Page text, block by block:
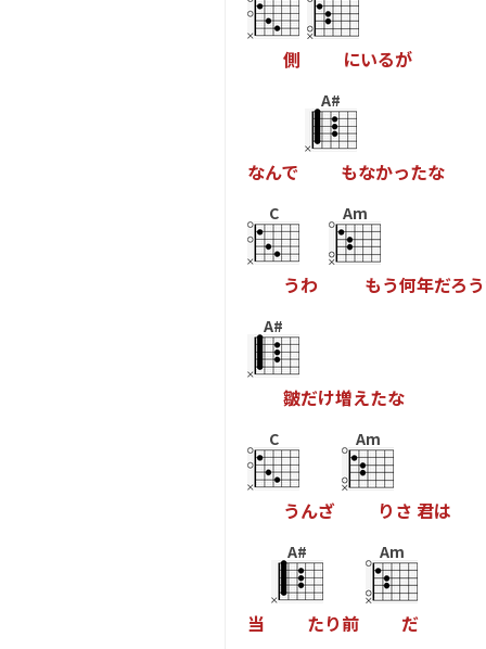
側 にいるが
なんで
A#
もなかったな
C
うわ
Am
もう何年だろう
A#
皺だけ増えたな
C
うんざ
Am
り さ 君は
当
A#
たり前
Am
だ